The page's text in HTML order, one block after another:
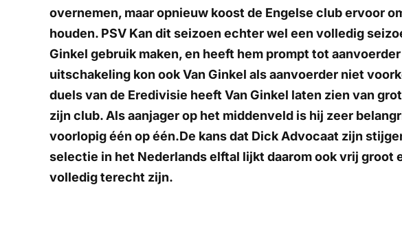
overnemen, maar opnieuw koost de Engelse club ervoor
houden. PSV Kan dit seizoen echter wel een volledig
Ginkel gebruik maken, en heeft hem prompt tot
uitschakeling kon ook Van Ginkel als aanvoerder niet
duels van de Eredivisie heeft Van Ginkel laten zien van
zijn club. Als aanjager op het middenveld is hij zeer
voorlopig één op één.De kans dat Dick Advocaat zijn
selectie in het Nederlands elftal lijkt daarom ook vrij groot
volledig terecht zijn.